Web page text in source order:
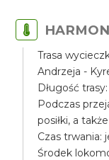
Trasa
Andrzeja -
Długość
Podczas
posiłki, a
Czas trwania:
Środek